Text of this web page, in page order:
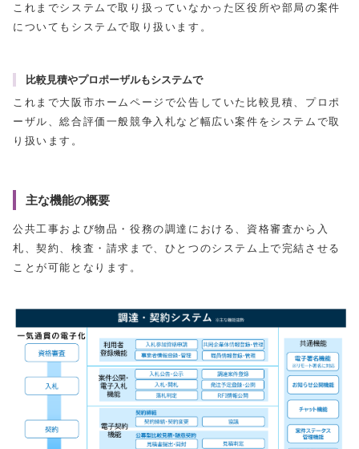
これまでシステムで取り扱っていなかった区役所や部局の案件
についてもシステムで取り扱います。
比較見積やプロポーザルもシステムで
これまで大阪市ホームページで公告していた比較見積、プロポ
ーザル、総合評価一般競争入札など幅広い案件をシステムで取
り扱います。
主な機能の概要
公共工事および物品・役務の調達における、資格審査から入
札、契約、検査・請求まで、ひとつのシステム上で完結させる
ことが可能となります。